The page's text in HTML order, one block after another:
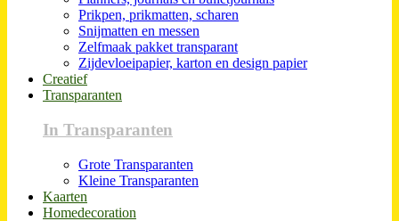
Prikpen, prikmatten, scharen
Snijmatten en messen
Zelfmaak pakket transparant
Zijdevloeipapier, karton en design papier
Creatief
Transparanten
In Transparanten
Grote Transparanten
Kleine Transparanten
Kaarten
Homedecoration